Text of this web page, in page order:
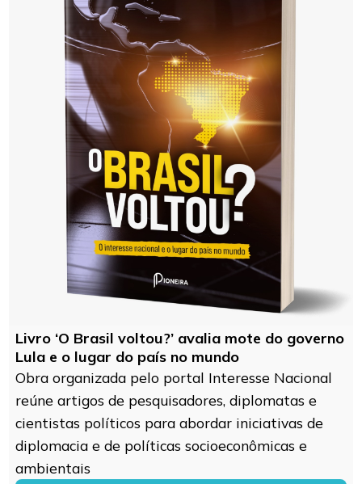
Livro ‘O Brasil voltou?’ avalia mote do governo
Lula e o lugar do país no mundo
Obra organizada pelo portal Interesse Nacional
reúne artigos de pesquisadores, diplomatas e
cientistas políticos para abordar iniciativas de
diplomacia e de políticas socioeconômicas e
ambientais